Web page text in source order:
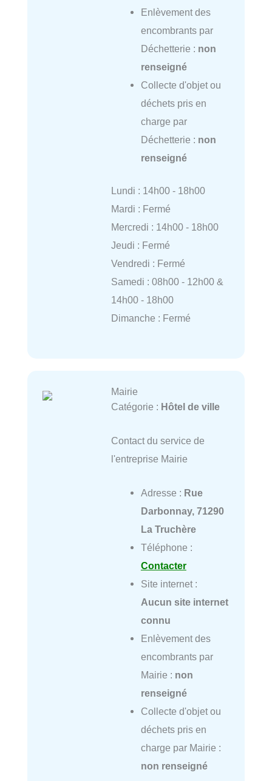
Enlèvement des
encombrants par
Déchetterie : non
renseigné
Collecte d'objet ou
déchets pris en
charge par
Déchetterie : non
renseigné
Lundi : 14h00 - 18h00
Mardi : Fermé
Mercredi : 14h00 - 18h00
Jeudi : Fermé
Vendredi : Fermé
Samedi : 08h00 - 12h00 &
14h00 - 18h00
Dimanche : Fermé
Mairie
Catégorie : Hôtel de ville
Contact du service de
l'entreprise Mairie
Adresse : Rue
Darbonnay, 71290
La Truchère
Téléphone :
Contacter
Site internet :
Aucun site internet
connu
Enlèvement des
encombrants par
Mairie : non
renseigné
Collecte d'objet ou
déchets pris en
charge par Mairie :
non renseigné